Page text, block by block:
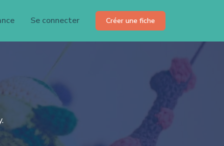
Se connecter Créer une fiche